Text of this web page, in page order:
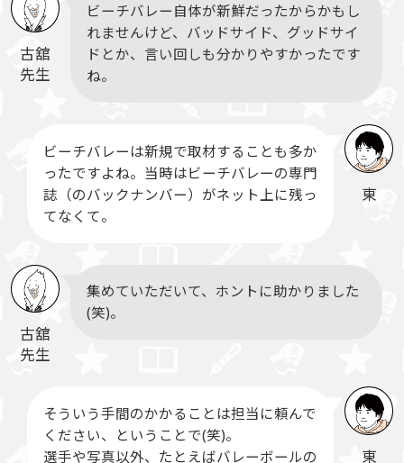
古舘
先生
ビーチバレー自体が新鮮だったからかもし
れませんけど、バッドサイド、グッドサイ
ドとか、言い回しも分かりやすかったです
ね。
東
ビーチバレーは新規で取材することも多か
ったですよね。当時はビーチバレーの専門
誌（のバックナンバー）がネット上に残っ
てなくて。
古舘
先生
集めていただいて、ホントに助かりました
(笑)。
東
そういう手間のかかることは担当に頼んで
ください、ということで(笑)。
選手や写真以外、たとえばバレーボールの